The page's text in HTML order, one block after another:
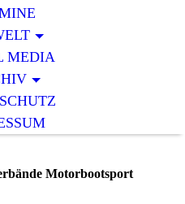
MEDIA
Motorbootsport